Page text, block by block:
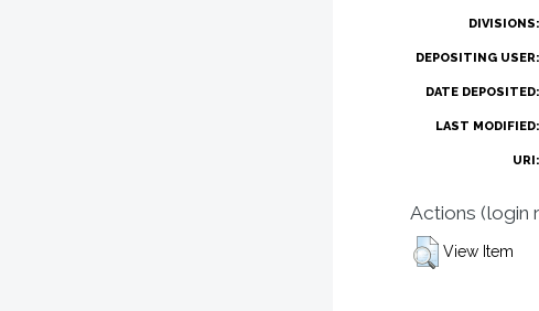
DIVISIONS:
DEPOSITING USER:
DATE DEPOSITED:
LAST MODIFIED:
URI:
Actions (login
View Item